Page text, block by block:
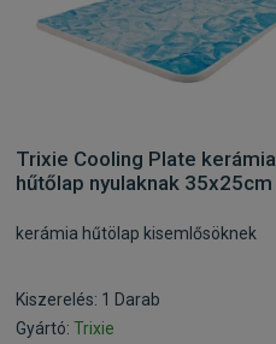
Trixie Cooling Plate kerámia
hűtőlap nyulaknak 35x25cm
kerámia hűtölap kisemlősöknek
Kiszerelés: 1 Darab
Gyártó: Trixie